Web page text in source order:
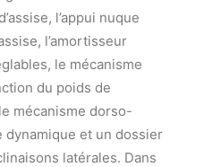
l’appui nuque
l’amortisseur
le mécanisme
du poids de
mécanisme dorso-
et un dossier
latérales. Dans